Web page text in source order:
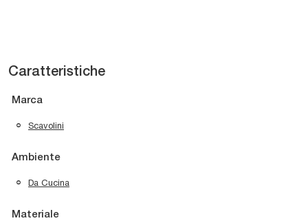
Caratteristiche
Marca
Scavolini
Ambiente
Da Cucina
Materiale